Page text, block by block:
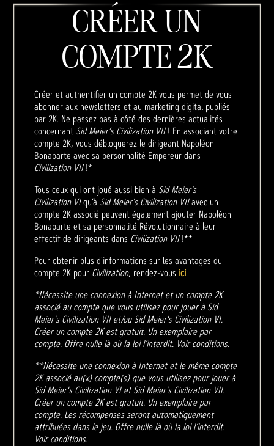
CRÉER UN
COMPTE 2K
Créer et authentifier un compte 2K vous permet de vous
abonner aux newsletters et au marketing digital publiés
par 2K. Ne passez pas à côté des dernières actualités
concernant Sid Meier’s Civilization VII! En associant votre
compte 2K, vous débloquerez le dirigeant Napoléon
Bonaparte avec sa personnalité Empereur dans
Civilization VII!*
Tous ceux qui ont joué aussi bien à Sid Meier's
Civilization VIqu’à Sid Meier's Civilization VIIavec un
compte 2K associé peuvent également ajouter Napoléon
Bonaparte et sa personnalité Révolutionnaire à leur
effectif de dirigeants dans Civilization VII!**
Pour obtenir plus d'informations sur les avantages du
compte 2K pour Civilization, rendez-vous ici.
*Nécessite une connexion à Internet et un compte 2K
associé au compte que vous utilisez pour jouer à Sid
Meier's Civilization VII et/ou Sid Meier's Civilization VI.
Créer un compte 2K est gratuit. Un exemplaire par
compte. Offre nulle là où la loi l’interdit. Voir conditions.
**Nécessite une connexion à Internet et le même compte
2K associé au(x) compte(s) que vous utilisez pour jouer à
Sid Meier's Civilization VI et Sid Meier's Civilization VII.
Créer un compte 2K est gratuit. Un exemplaire par
compte. Les récompenses seront automatiquement
attribuées dans le jeu. Offre nulle là où la loi l’interdit.
Voir conditions.